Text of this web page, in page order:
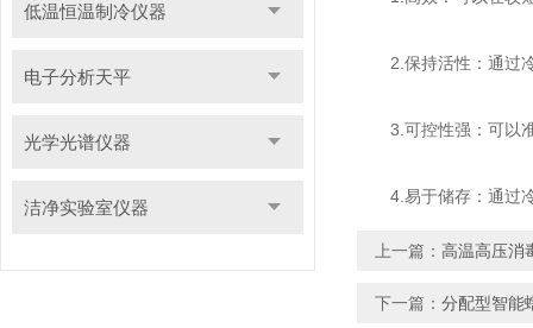
低温恒温制冷仪器
电子分析天平
光学光谱仪器
洁净实验室仪器
2.保持活性：通过冷
3.可控性强：可以准
4.易于储存：通过冷
上一篇： 高温高压消
下一篇： 分配型智能